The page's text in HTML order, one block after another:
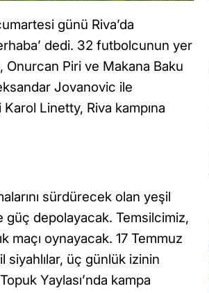
günü Riva’da
dedi. 32 futbolcunun yer
Onurcan Piri ve Makana Baku
Jovanovic ile
Linetty, Riva kampına
sürdürecek olan yeşil
güç depolayacak. Temsilcimiz,
maçı oynayacak. 17 Temmuz
siyahlılar, üç günlük izinin
Yaylası’nda kampa